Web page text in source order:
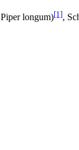
longum)[1],